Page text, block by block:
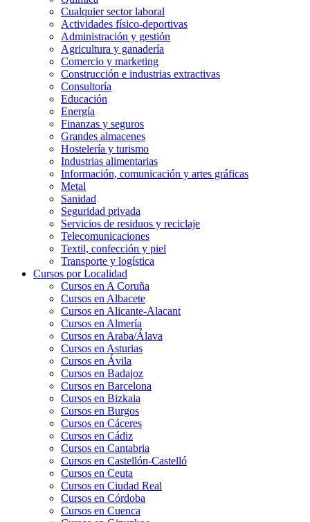
Cualquier sector laboral
Actividades físico-deportivas
Administración y gestión
Agricultura y ganadería
Comercio y marketing
Construcción e industrias extractivas
Consultoría
Educación
Energía
Finanzas y seguros
Grandes almacenes
Hostelería y turismo
Industrias alimentarias
Información, comunicación y artes gráficas
Metal
Sanidad
Seguridad privada
Servicios de residuos y reciclaje
Telecomunicaciones
Textil, confección y piel
Transporte y logística
Cursos por Localidad
Cursos en A Coruña
Cursos en Albacete
Cursos en Alicante-Alacant
Cursos en Almería
Cursos en Araba/Álava
Cursos en Asturias
Cursos en Ávila
Cursos en Badajoz
Cursos en Barcelona
Cursos en Bizkaia
Cursos en Burgos
Cursos en Cáceres
Cursos en Cádiz
Cursos en Cantabria
Cursos en Castellón-Castelló
Cursos en Ceuta
Cursos en Ciudad Real
Cursos en Córdoba
Cursos en Cuenca